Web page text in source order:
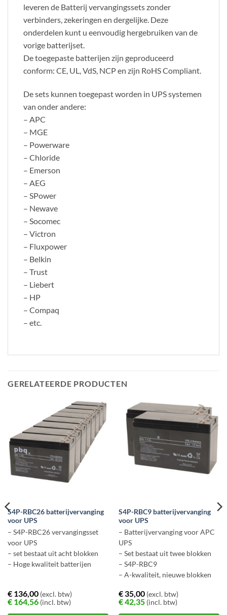
leveren de Batterij vervangingssets zonder
verbinders, zekeringen en dergelijke. Deze
onderdelen kunt u eenvoudig hergebruiken van de
vorige batterijset.
De toegepaste batterijen zijn geproduceerd
conform: CE, UL, VdS, NCP en zijn RoHS Compliant.
De sets kunnen toegepast worden in UPS systemen
van onder andere:
– APC
– MGE
– Powerware
– Chloride
– Emerson
– AEG
– SPower
– Newave
– Socomec
– Victron
– Fluxpower
– Belkin
– Trust
– Liebert
– HP
– Compaq
– etc.
GERELATEERDE PRODUCTEN
S4P-RBC26 batterijvervanging
voor UPS
– S4P-RBC26 vervangingsset
voor UPS
– set bestaat uit acht blokken
– Hoge kwaliteit batterijen
€136,00(excl. btw)
€164,56(incl. btw)
S4P-RBC9 batterijvervanging
voor UPS
– Batterijvervanging voor APC
UPS
– Set bestaat uit twee blokken
– S4P-RBC9
– A-kwaliteit, nieuwe blokken
€35,00(excl. btw)
€42,35(incl. btw)